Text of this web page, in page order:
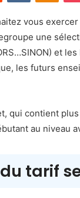
vous exercer
une
et les
les futurs
qui contient
au niveau
tarif